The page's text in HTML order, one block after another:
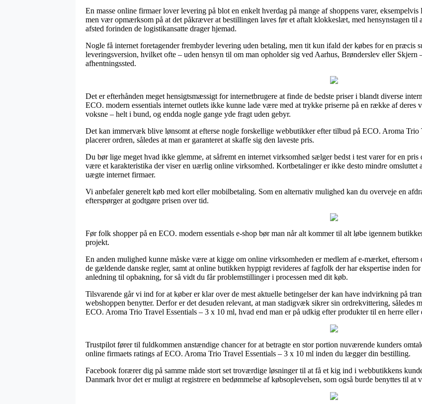
En masse online firmaer lover levering på blot en enkelt hverdag på mange af shoppens varer,
men vær opmærksom på at det påkræver at bestillingen laves før et aftalt klokkeslæt, med hensynstagen til
afsted forinden de logistikansatte drager hjemad.
Nogle få internet foretagender frembyder levering uden betaling, men tit kun ifald der købes for en præcis
leveringsversion, hvilket ofte – uden hensyn til om man opholder sig ved Aarhus, Brønderslev eller Skjern
afhentningssted.
Det er efterhånden meget hensigtsmæssigt for internetbrugere at finde de bedste priser i blandt diverse
ECO. modern essentials internet outlets ikke kunne lade være med at trykke priserne på en række af deres
voksne – helt i bund, og endda nogle gange yde fragt uden gebyr.
Det kan immervæk blive lønsomt at efterse nogle forskellige webbutikker efter tilbud på ECO. Aroma Trio
placerer ordren, således at man er garanteret at skaffe sig den laveste pris.
Du bør lige meget hvad ikke glemme, at såfremt en internet virksomhed sælger bedst i test varer for en
være et karakteristika der viser en uærlig online virksomhed. Kortbetalinger er ikke desto mindre
uægte internet firmaer.
Vi anbefaler generelt køb med kort eller mobilbetaling. Som en alternativ mulighed kan du overveje en
efterspørger at godtgøre prisen over tid.
Før folk shopper på en ECO. modern essentials e-shop bør man når alt kommer til alt løbe igennem
projekt.
En anden mulighed kunne måske være at kigge om online virksomheden er medlem af e-mærket,
de gældende danske regler, samt at online butikken hyppigt revideres af fagfolk der har ekspertise inden
anledning til opbakning, for så vidt du får problemstillinger i processen med dit køb.
Tilsvarende går vi ind for at køber er klar over de mest aktuelle betingelser der kan have indvirkning på
webshoppen benytter. Derfor er det desuden relevant, at man stadigvæk sikrer sin ordrekvittering, således
ECO. Aroma Trio Travel Essentials – 3 x 10 ml, hvad end man er på udkig efter produkter til en herre eller
Trustpilot fører til fuldkommen anstændige chancer for at betragte en stor portion nuværende kunders
online firmaets ratings af ECO. Aroma Trio Travel Essentials – 3 x 10 ml inden du lægger din bestilling.
Facebook forærer dig på samme måde stort set troværdige løsninger til at få et kig ind i webbutikkens
Danmark hvor det er muligt at registrere en bedømmelse af købsoplevelsen, som også burde benyttes til at